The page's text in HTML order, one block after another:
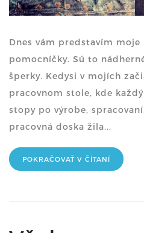
Dnes vám predstavím moje
pomocníčky. Sú to
šperky. Kedysi v mojích
pracovnom stole, kde
stopy po výrobe,
pracovná doska žila...
POKRAČOVAŤ V ČÍTANÍ